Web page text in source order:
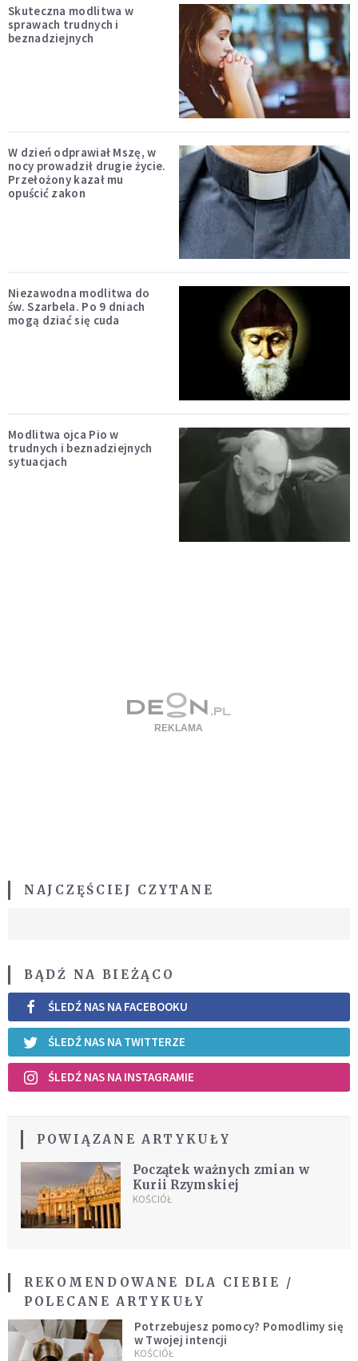
Skuteczna modlitwa w
sprawach trudnych i
beznadziejnych
W dzień odprawiał Mszę, w
nocy prowadził drugie życie.
Przełożony kazał mu
opuścić zakon
Niezawodna modlitwa do
św. Szarbela. Po 9 dniach
mogą dziać się cuda
Modlitwa ojca Pio w
trudnych i beznadziejnych
sytuacjach
NAJCZĘŚCIEJ CZYTANE
BĄDŹ NA BIEŻĄCO
ŚLEDŹ NAS NA FACEBOOKU
ŚLEDŹ NAS NA TWITTERZE
ŚLEDŹ NAS NA INSTAGRAMIE
POWIĄZANE ARTYKUŁY
Początek ważnych zmian w
Kurii Rzymskiej
KOŚCIÓŁ
REKOMENDOWANE DLA CIEBIE /
POLECANE ARTYKUŁY
Potrzebujesz pomocy? Pomodlimy się
w Twojej intencji
KOŚCIÓŁ